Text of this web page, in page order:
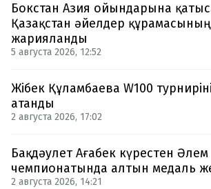
Бокстан Азия ойындарына
Қазақстан әйелдер құрамасының
жарияланды
5 августа 2026, 12:52
Жібек Құламбаева W100
атанды
2 августа 2026, 17:02
Бақдәулет Ағабек күрестен Әлем
чемпионатында алтын медаль
2 августа 2026, 14:21